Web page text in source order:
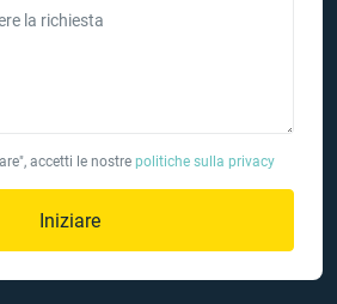
la richiesta
accetti le nostre politiche sulla privacy
Iniziare